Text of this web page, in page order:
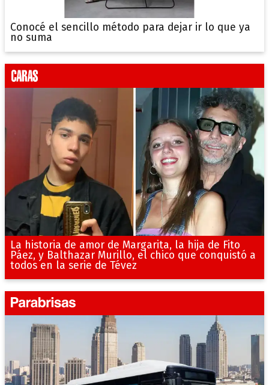
Conocé el sencillo método para dejar ir lo que ya
no suma
La historia de amor de Margarita, la hija de Fito
Páez, y Balthazar Murillo, el chico que conquistó a
todos en la serie de Tévez